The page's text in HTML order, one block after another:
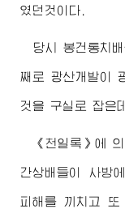
였던것이다.
당시 봉건통치
째로 광산개발이
것을 구실로 잡은
《천일록》에
간상배들이 사방
피해를 끼치고 또